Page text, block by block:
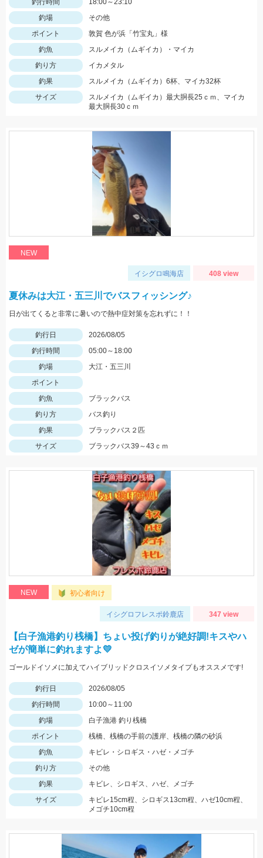
釣行時間
18:00～23:10
釣場
その他
ポイント
敦賀 色が浜「竹宝丸」様
釣魚
スルメイカ（ムギイカ）・マイカ
釣り方
イカメタル
釣果
スルメイカ（ムギイカ）6杯、マイカ32杯
サイズ
スルメイカ（ムギイカ）最大胴長25ｃｍ、マイカ
最大胴長30ｃｍ
NEW
イシグロ鳴海店 408 view
夏休みは大江・五三川でバスフィッシング♪
日が出てくると非常に暑いので熱中症対策を忘れずに！！
釣行日
2026/08/05
釣行時間
05:00～18:00
釣場
大江・五三川
ポイント
釣魚
ブラックバス
釣り方
バス釣り
釣果
ブラックバス２匹
サイズ
ブラックバス39～43ｃｍ
NEW 初心者向け
イシグロフレスポ鈴鹿店 347 view
【白子漁港釣り桟橋】ちょい投げ釣りが絶好調!キスやハ
ゼが簡単に釣れますよ💛
ゴールドイソメに加えてハイブリッドクロスイソメタイプもオススメです!
釣行日
2026/08/05
釣行時間
10:00～11:00
釣場
白子漁港 釣り桟橋
ポイント
桟橋、桟橋の手前の護岸、桟橋の隣の砂浜
釣魚
キビレ・シロギス・ハゼ・メゴチ
釣り方
その他
釣果
キビレ、シロギス、ハゼ、メゴチ
サイズ
キビレ15cm程、シロギス13cm程、ハゼ10cm程、
メゴチ10cm程